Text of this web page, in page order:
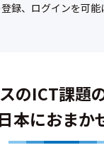
録、ログインを可
のICT課題
本におまか